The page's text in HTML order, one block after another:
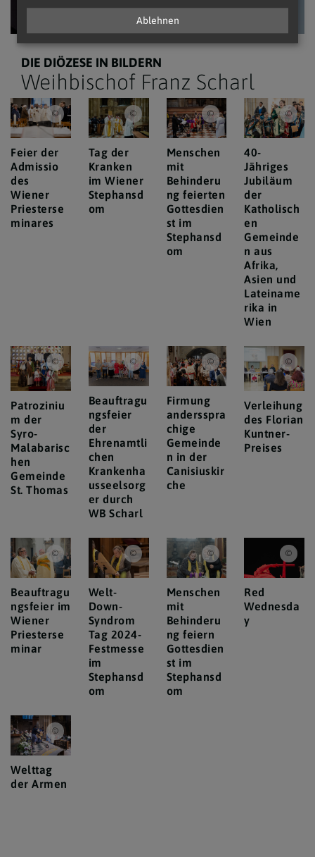
DIE DIÖZESE IN BILDERN
Weihbischof Franz Scharl
Erzdiözese Wien/Schönlaub
Feier der
Admissio
des
Wiener
Priesterse
minares
Erzdiözese Wien/Hafellner
Tag der
Kranken
im Wiener
Stephansd
om
Erzdiözese Wien/
Menschen
mit
Behinderu
ng feierten
Gottesdien
st im
Stephansd
om
40-
Jähriges
Jubiläum
der
Katholisch
en
Gemeinde
n aus
Afrika,
Asien und
Lateiname
rika in
Wien
Erzdiözese Wien/ Hafellner
Patroziniu
m der
Syro-
Malabarisc
hen
Gemeinde
St. Thomas
Erzdiözese Wien/ Schönlaub
Beauftragu
ngsfeier
der
Ehrenamtli
chen
Krankenha
usseelsorg
er durch
WB Scharl
Erzdiözese Wien/
Firmung
andersspra
chige
Gemeinde
n in der
Canisiuskir
che
Verleihung
des Florian
Kuntner-
Preises
Erzdiözese Wien/Schönlaub, Stephan Schönlaub
Beauftragu
ngsfeier im
Wiener
Priesterse
minar
Erzdiözese Wien/Schönlaub
Welt-
Down-
Syndrom
Tag 2024-
Festmesse
im
Stephansd
om
Erzdiözese Wien/
Menschen
mit
Behinderu
ng feiern
Gottesdien
st im
Stephansd
om
Red
Wednesda
y
Erzdiözese Wien/Feuchtner
Welttag
der Armen
Ablehnen